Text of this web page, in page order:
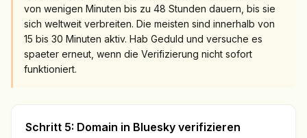
von wenigen Minuten bis zu 48 Stunden dauern, bis sie
sich weltweit verbreiten. Die meisten sind innerhalb von
15 bis 30 Minuten aktiv. Hab Geduld und versuche es
spaeter erneut, wenn die Verifizierung nicht sofort
funktioniert.
Schritt 5: Domain in Bluesky verifizieren